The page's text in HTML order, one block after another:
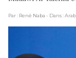
Par : René Naba - Dans :